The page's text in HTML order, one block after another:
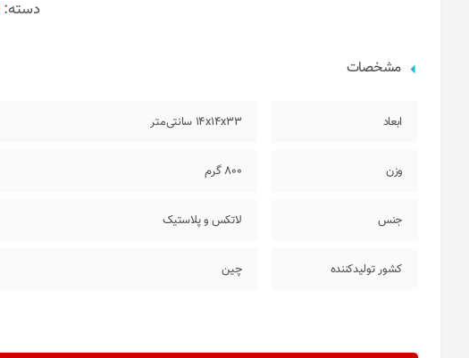
دسته:
مشخصات
ابعاد 14x14x33 سانتی‌متر
وزن 800 گرم
جنس لاتکس و پلاستیک
کشور تولیدکننده چین